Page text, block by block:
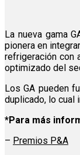
La nueva gama
pionera en
refrigeración con
optimizado del
Los GA pueden
duplicado, lo cual
*Para más
– Premios P&A